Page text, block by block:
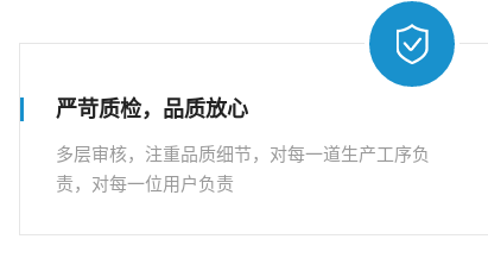
严苛质检，品质放心
多层审核，注重品质细节，对每一道生产工序负
责，对每一位用户负责